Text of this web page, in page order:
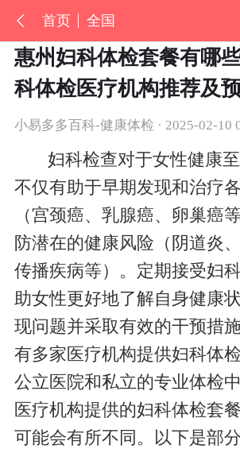
首页 全国
惠州妇科体检套餐有哪
科体检医疗机构推荐及
小易多多百科-健康体检 · 2025-02-10
妇科检查对于女性健康至
不仅有助于早期发现和治疗
（宫颈癌、乳腺癌、卵巢癌
防潜在的健康风险（阴道炎
传播疾病等）。定期接受妇
助女性更好地了解自身健康
现问题并采取有效的干预措
有多家医疗机构提供妇科体
公立医院和私立的专业体检
医疗机构提供的妇科体检套
可能会有所不同。以下是部